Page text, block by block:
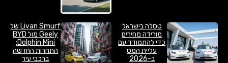
טסלה בישראל
מורידה מחירים
כדי להתמודד עם
עליית המס
ב-2026
Livan Smurf של
Geely מול BYD
Dolphin Mini:
התחרות החדשה
ברכבי עיר